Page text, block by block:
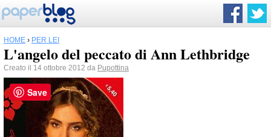
HOME › PER LEI
L'angelo del peccato di Ann Lethbridge
Creato il 14 ottobre 2012 da Pupottina
Save